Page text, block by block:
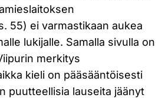
55) ei varmastikaan aukea
lukijalle. Samalla sivulla on
merkitys
kieli on pääsääntöisesti
puutteellisia lauseita jäänyt